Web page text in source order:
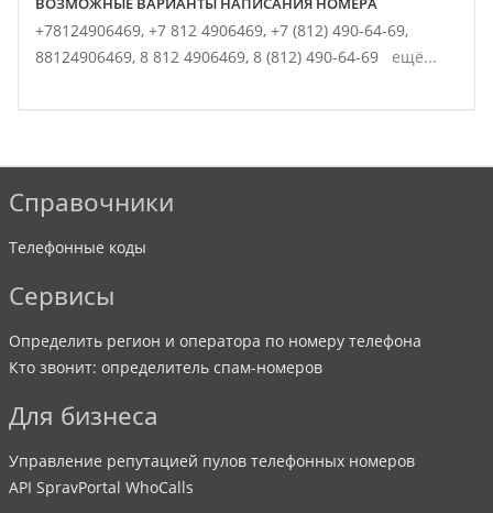
ВОЗМОЖНЫЕ ВАРИАНТЫ НАПИСАНИЯ НОМЕРА
+78124906469, +7 812 4906469, +7 (812) 490-64-69,
88124906469, 8 812 4906469, 8 (812) 490-64-69 ещё...
Справочники
Телефонные коды
Сервисы
Определить регион и оператора по номеру телефона
Кто звонит: определитель спам-номеров
Для бизнеса
Управление репутацией пулов телефонных номеров
API SpravPortal WhoCalls